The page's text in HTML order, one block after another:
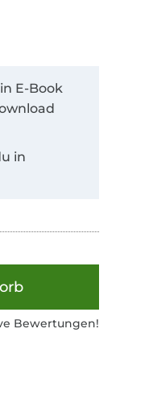
E-Book
in
Bewertungen!